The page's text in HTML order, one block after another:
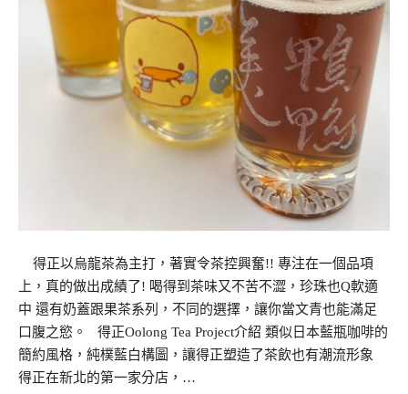
得正以烏龍茶為主打，著實令茶控興奮!! 專注在一個品項
上，真的做出成績了! 喝得到茶味又不苦不澀，珍珠也Q軟適
中 還有奶蓋跟果茶系列，不同的選擇，讓你當文青也能滿足
口腹之慾。 得正Oolong Tea Project介紹 類似日本藍瓶咖啡的
簡約風格，純樸藍白構圖，讓得正塑造了茶飲也有潮流形象
得正在新北的第一家分店，…